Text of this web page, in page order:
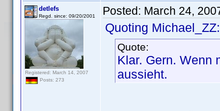
detlefs
Regd. since: 09/20/2001
Registered: March 14, 2007
Posts: 273
Posted: March 24,
Quoting Michael_ZZ:
Quote:
Klar. Gern. Wenn
aussieht.